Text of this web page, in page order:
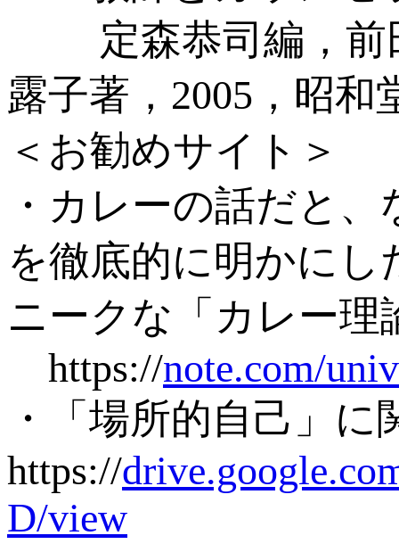
定森恭司編，前田
露子著，2005，昭和
＜お勧めサイト＞
・カレーの話だと
を徹底的に明かに
ニークな「カレー理
https://note.com/
・「場所的自己」
https://
D/view